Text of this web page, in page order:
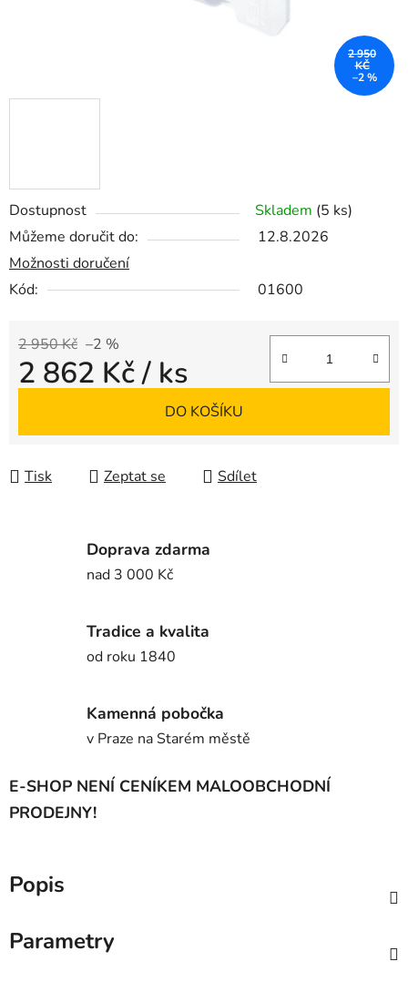
Dostupnost Skladem (5 ks)
Můžeme doručit do:
12.8.2026
Možnosti doručení
Kód:
01600
2 950 Kč –2 %
2 862 Kč/ ks
DO KOŠÍKU
Tisk Zeptat se Sdílet
2 950
KČ
–2 %
Doprava zdarma
nad 3 000 Kč
Tradice a kvalita
od roku 1840
Kamenná pobočka
v Praze na Starém městě
E-SHOP NENÍ CENÍKEM MALOOBCHODNÍ
PRODEJNY!
Popis
Parametry